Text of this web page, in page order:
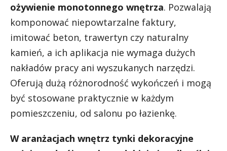
ożywienie monotonnego wnętrza. Pozwalają
komponować niepowtarzalne faktury,
imitować beton, trawertyn czy naturalny
kamień, a ich aplikacja nie wymaga dużych
nakładów pracy ani wyszukanych narzędzi.
Oferują dużą różnorodność wykończeń i mogą
być stosowane praktycznie w każdym
pomieszczeniu, od salonu po łazienkę.
W aranżacjach wnętrz tynki dekoracyjne